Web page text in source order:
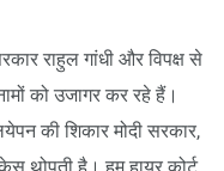
राहुल गांधी और विपक्ष से
को उजागर कर रहे हैं।
की शिकार मोदी सरकार,
थोपती है। हम हायर कोर्ट